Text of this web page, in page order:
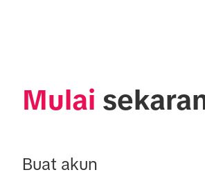
Mulai
Buat akun